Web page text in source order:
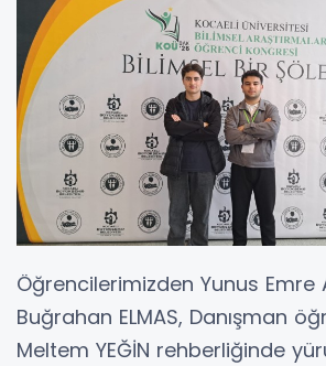
Öğrencilerimizden Yunus Emre
Buğrahan ELMAS, Danışman
Meltem YEĞİN rehberliğinde